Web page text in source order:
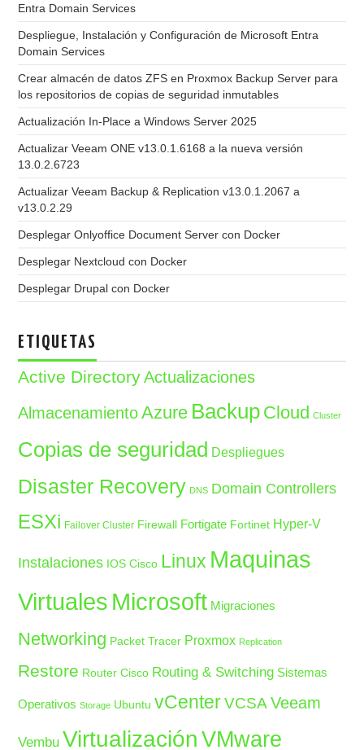
Entra Domain Services
Despliegue, Instalación y Configuración de Microsoft Entra
Domain Services
Crear almacén de datos ZFS en Proxmox Backup Server para
los repositorios de copias de seguridad inmutables
Actualización In-Place a Windows Server 2025
Actualizar Veeam ONE v13.0.1.6168 a la nueva versión
13.0.2.6723
Actualizar Veeam Backup & Replication v13.0.1.2067 a
v13.0.2.29
Desplegar Onlyoffice Document Server con Docker
Desplegar Nextcloud con Docker
Desplegar Drupal con Docker
ETIQUETAS
Active Directory Actualizaciones
Almacenamiento Azure Backup Cloud Cluster
Copias de seguridad Despliegues
Disaster Recovery DNS Domain Controllers
ESXi Failover Cluster Firewall Fortigate Fortinet Hyper-V
Instalaciones IOS Cisco Linux Maquinas
Virtuales Microsoft Migraciones
Networking Packet Tracer Proxmox Replication
Restore Router Cisco Routing & Switching Sistemas
Operativos Storage Ubuntu vCenter VCSA Veeam
Vembu Virtualización VMware